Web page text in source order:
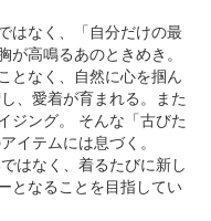
はなく、「自分だけの最
高鳴るあのときめき。
となく、自然に心を掴ん
、愛着が育まれる。また
ジング。 そんな「古びた
イテムには息づく。
はなく、着るたびに新し
となることを目指してい